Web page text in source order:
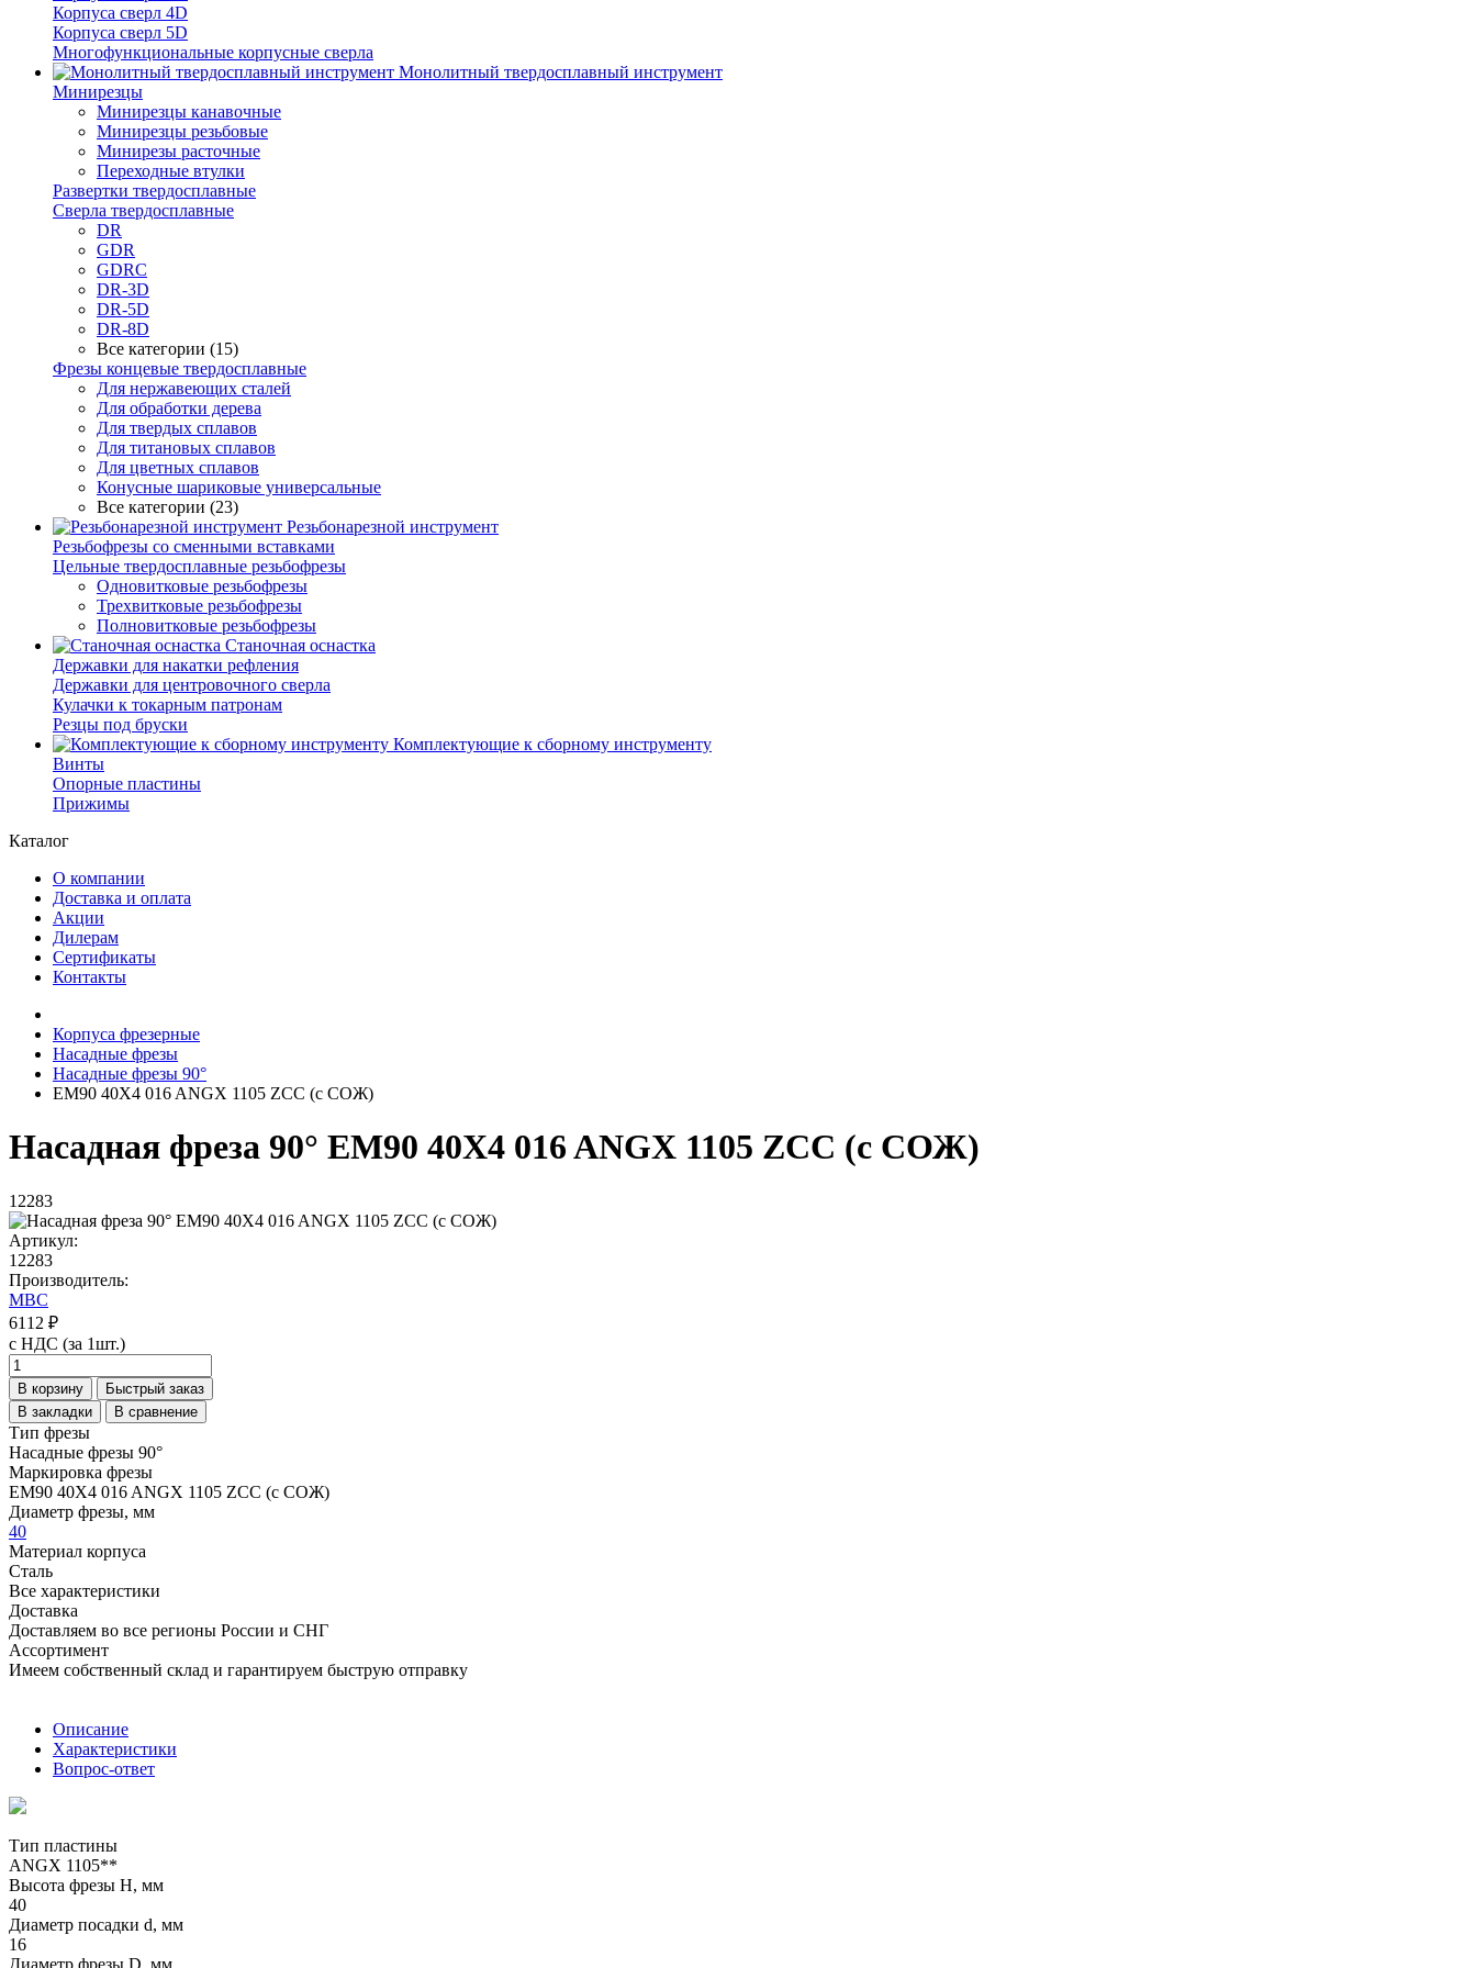
Корпуса сверл 4D
Корпуса сверл 5D
Многофункциональные корпусные сверла
Монолитный твердосплавный инструмент
Минирезцы
Минирезцы канавочные
Минирезцы резьбовые
Минирезы расточные
Переходные втулки
Развертки твердосплавные
Сверла твердосплавные
DR
GDR
GDRC
DR-3D
DR-5D
DR-8D
Все категории (15)
Фрезы концевые твердосплавные
Для нержавеющих сталей
Для обработки дерева
Для твердых сплавов
Для титановых сплавов
Для цветных сплавов
Конусные шариковые универсальные
Все категории (23)
Резьбонарезной инструмент
Резьбофрезы со сменными вставками
Цельные твердосплавные резьбофрезы
Одновитковые резьбофрезы
Трехвитковые резьбофрезы
Полновитковые резьбофрезы
Станочная оснастка
Державки для накатки рефления
Державки для центровочного сверла
Кулачки к токарным патронам
Резцы под бруски
Комплектующие к сборному инструменту
Винты
Опорные пластины
Прижимы
Каталог
О компании
Доставка и оплата
Акции
Дилерам
Сертификаты
Контакты
Корпуса фрезерные
Насадные фрезы
Насадные фрезы 90°
EM90 40X4 016 ANGX 1105 ZCC (с СОЖ)
Насадная фреза 90° EM90 40X4 016 ANGX 1105 ZCC (с СОЖ)
12283
Артикул:
12283
Производитель:
MBC
6112 ₽
с НДС (за 1шт.)
В корзину
Быстрый заказ
В закладки
В сравнение
Тип фрезы
Насадные фрезы 90°
Маркировка фрезы
EM90 40X4 016 ANGX 1105 ZCC (с СОЖ)
Диаметр фрезы, мм
40
Материал корпуса
Сталь
Все характеристики
Доставка
Доставляем во все регионы России и СНГ
Ассортимент
Имеем собственный склад и гарантируем быструю отправку
Описание
Характеристики
Вопрос-ответ
Тип пластины
ANGX 1105**
Высота фрезы H, мм
40
Диаметр посадки d, мм
16
Диаметр фрезы D, мм